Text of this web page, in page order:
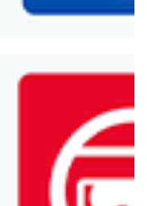
od dziś
Oferta od czwartku